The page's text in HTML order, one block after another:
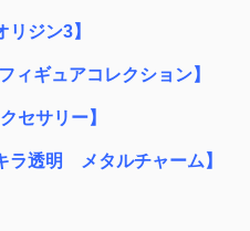
ジン3】
ィギュアコレクション】
セサリー】
ラ透明 メタルチャーム】